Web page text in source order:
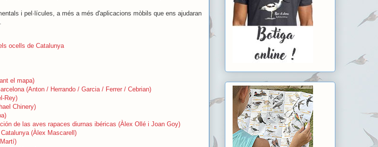
i pel·lícules, a més a més d'aplicacions mòbils que ens ajudaran
ocells de Catalunya
el mapa)
(Anton / Herrando / Garcia / Ferrer / Cebrian)
Rey)
Chinery)
de las aves rapaces diurnas ibéricas (Àlex Ollé i Joan Goy)
(Àlex Mascarell)